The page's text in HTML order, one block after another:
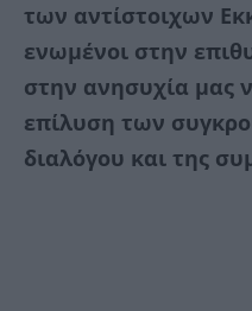
των αντίστοιχων
ενωμένοι στην
στην ανησυχία μας
επίλυση των
διαλόγου και της